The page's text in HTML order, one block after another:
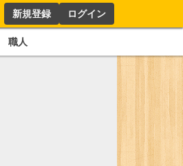
新規登録 ログイン
職人